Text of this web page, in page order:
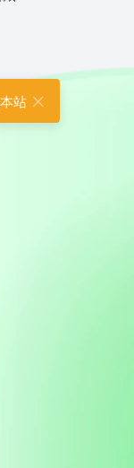
站
一目
目了然，思维如流
源思维导图工具，一目